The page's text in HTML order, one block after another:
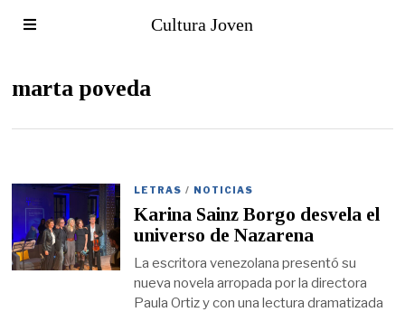
Cultura Joven
marta poveda
LETRAS / NOTICIAS
Karina Sainz Borgo desvela el
universo de Nazarena
La escritora venezolana presentó su
nueva novela arropada por la directora
Paula Ortiz y con una lectura dramatizada